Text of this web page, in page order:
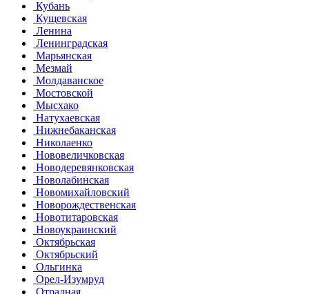
Кубань
Кущевская
Ленина
Ленинградская
Марьянская
Мезмай
Молдаванское
Мостовской
Мысхако
Натухаевская
Нижнебаканская
Николаенко
Нововеличковская
Новодеревянковская
Новолабинская
Новомихайловский
Новорождественская
Новотитаровская
Новоукраинский
Октябрьская
Октябрьский
Ольгинка
Орел-Изумруд
Отрадная